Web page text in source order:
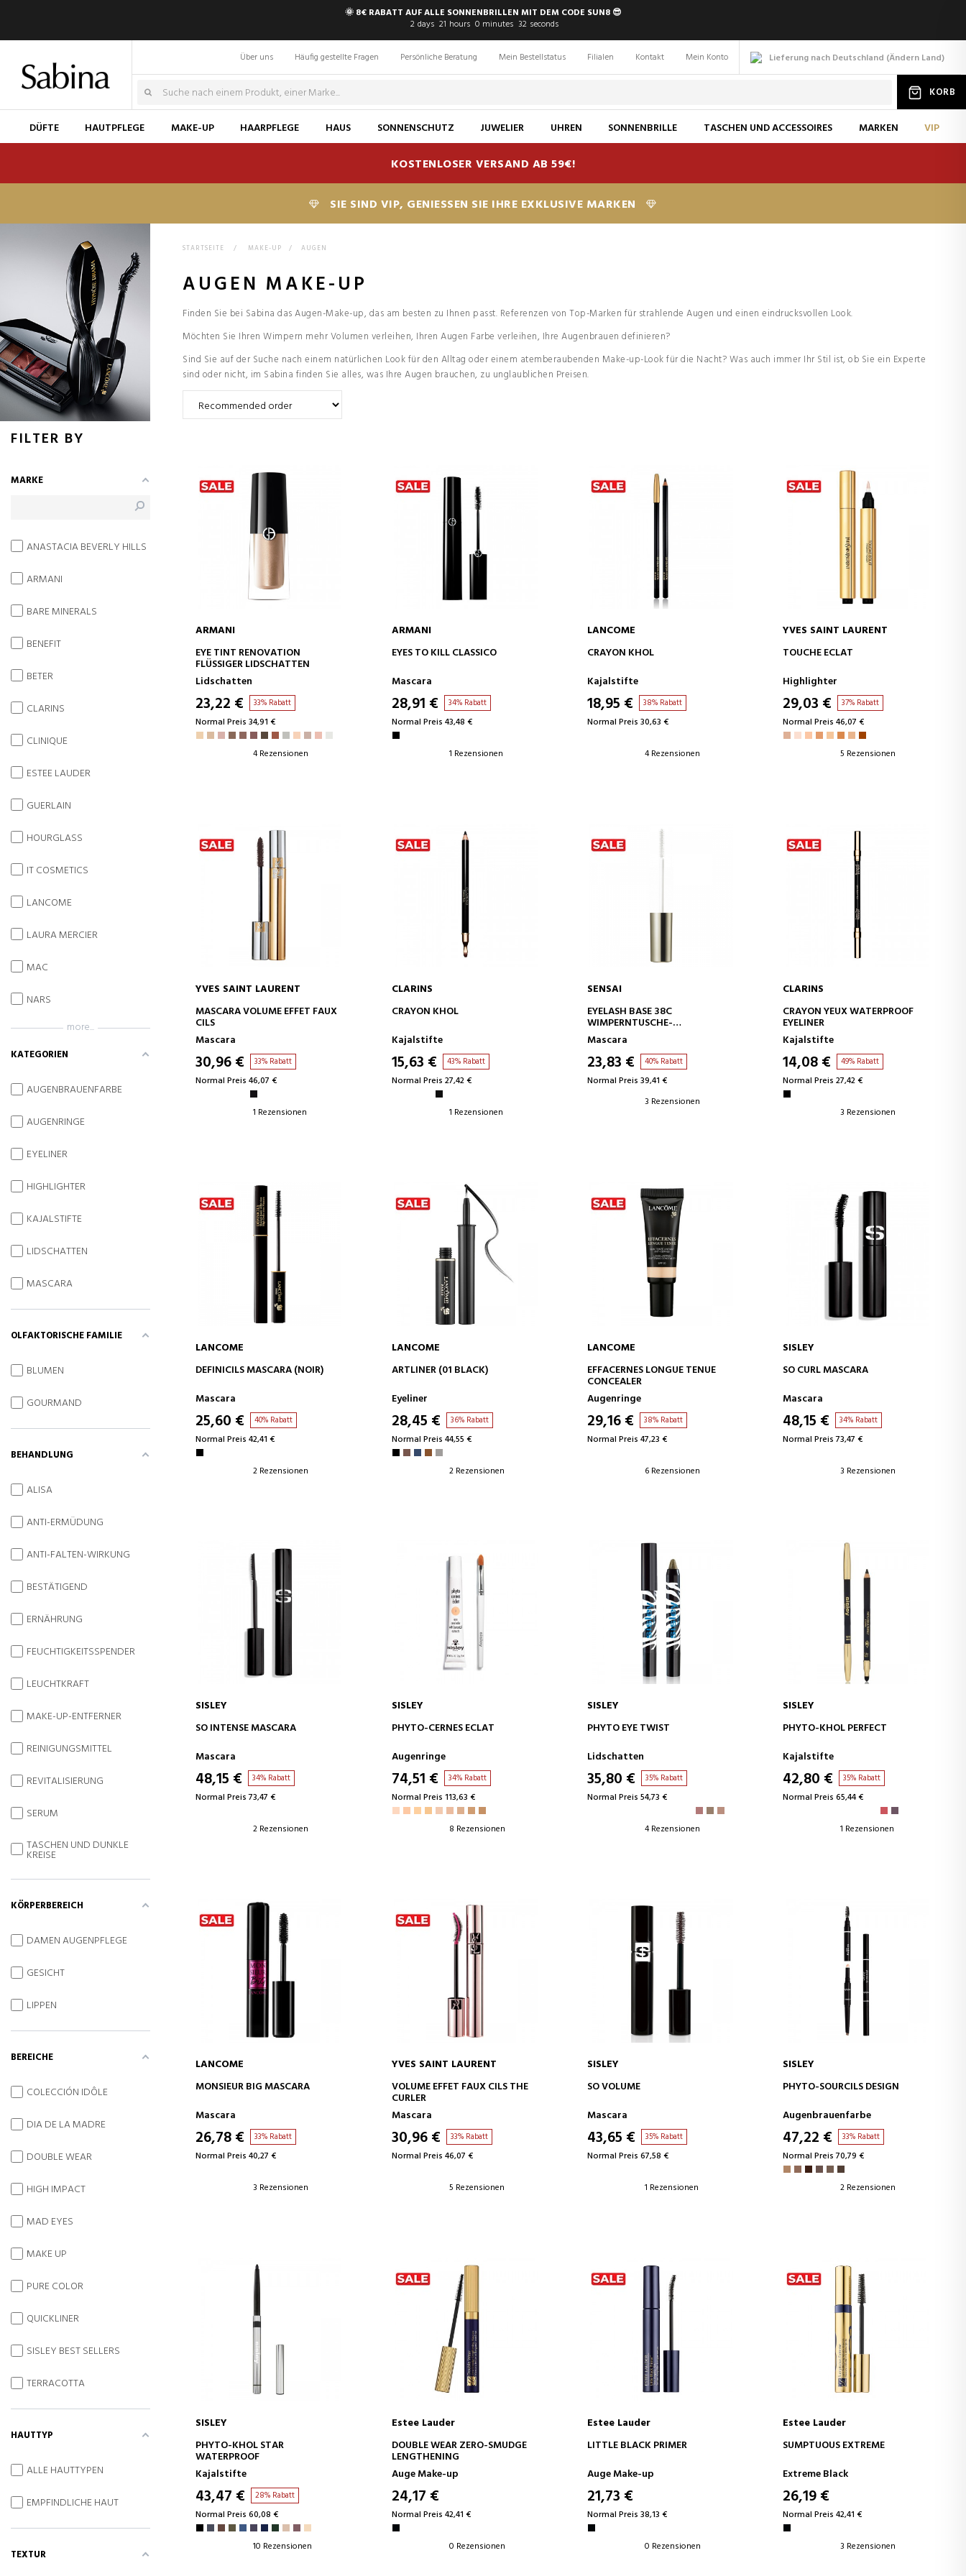
🌞 8€ RABATT AUF ALLE SONNENBRILLEN MIT DEM CODE SUN8 😎
2 days 21 hours 0 minutes 31 seconds
Lieferung nach Deutschland (Ändern Land)
Über uns Häufig gestellte Fragen Persönliche Beratung Mein Bestellstatus Filialen Kontakt Mein Konto
KORB
DÜFTE HAUTPFLEGE MAKE-UP HAARPFLEGE HAUS SONNENSCHUTZ JUWELIER UHREN SONNENBRILLE TASCHEN UND ACCESSOIRES MARKEN VIP
KOSTENLOSER VERSAND AB 59€!
SIE SIND VIP, GENIESSEN SIE IHRE EXKLUSIVE MARKEN
STARTSEITE > MAKE-UP > AUGEN
AUGEN MAKE-UP
Finden Sie bei Sabina das Augen-Make-up, das am besten zu Ihnen passt. Referenzen von Top-Marken für strahlende Augen und einen eindrucksvollen Look.
Möchten Sie Ihren Wimpern mehr Volumen verleihen, Ihren Augen Farbe verleihen, Ihre Augenbrauen definieren?
Sind Sie auf der Suche nach einem natürlichen Look für den Alltag oder einem atemberaubenden Make-up-Look für die Nacht? Was auch immer Ihr Stil ist, ob Sie ein Experte
sind oder nicht, im Sabina finden Sie alles, was Ihre Augen brauchen, zu unglaublichen Preisen.
IN DEN WARENKORB
ARMANI
EYE TINT RENOVATION
FLÜSSIGER LIDSCHATTEN
Lidschatten
23,22 € 33% Rabatt
Normal Preis 34,91 €
4 Rezensionen
IN DEN WARENKORB
ARMANI
EYES TO KILL CLASSICO
Mascara
28,91 € 34% Rabatt
Normal Preis 43,48 €
1 Rezensionen
IN DEN WARENKORB
LANCOME
CRAYON KHOL
Kajalstifte
18,95 € 38% Rabatt
Normal Preis 30,63 €
4 Rezensionen
IN DEN WARENKORB
YVES SAINT LAURENT
TOUCHE ECLAT
Highlighter
29,03 € 37% Rabatt
Normal Preis 46,07 €
5 Rezensionen
IN DEN WARENKORB
YVES SAINT LAURENT
MASCARA VOLUME EFFET FAUX
CILS
Mascara
30,96 € 33% Rabatt
Normal Preis 46,07 €
1 Rezensionen
IN DEN WARENKORB
CLARINS
CRAYON KHOL
Kajalstifte
15,63 € 43% Rabatt
Normal Preis 27,42 €
1 Rezensionen
IN DEN WARENKORB
SENSAI
EYELASH BASE 38C
WIMPERNTUSCHE-
BEHANDLUNG
Mascara
23,83 € 40% Rabatt
Normal Preis 39,41 €
3 Rezensionen
IN DEN WARENKORB
CLARINS
CRAYON YEUX WATERPROOF
EYELINER
Kajalstifte
14,08 € 49% Rabatt
Normal Preis 27,42 €
3 Rezensionen
IN DEN WARENKORB
LANCOME
DEFINICILS MASCARA (NOIR)
Mascara
25,60 € 40% Rabatt
Normal Preis 42,41 €
2 Rezensionen
IN DEN WARENKORB
LANCOME
ARTLINER (01 BLACK)
Eyeliner
28,45 € 36% Rabatt
Normal Preis 44,55 €
2 Rezensionen
IN DEN WARENKORB
LANCOME
EFFACERNES LONGUE TENUE
CONCEALER
Augenringe
29,16 € 38% Rabatt
Normal Preis 47,23 €
6 Rezensionen
IN DEN WARENKORB
SISLEY
SO CURL MASCARA
Mascara
48,15 € 34% Rabatt
Normal Preis 73,47 €
3 Rezensionen
IN DEN WARENKORB
SISLEY
SO INTENSE MASCARA
Mascara
48,15 € 34% Rabatt
Normal Preis 73,47 €
2 Rezensionen
IN DEN WARENKORB
SISLEY
PHYTO-CERNES ECLAT
Augenringe
74,51 € 34% Rabatt
Normal Preis 113,63 €
8 Rezensionen
IN DEN WARENKORB
SISLEY
PHYTO EYE TWIST
Lidschatten
35,80 € 35% Rabatt
Normal Preis 54,73 €
4 Rezensionen
IN DEN WARENKORB
SISLEY
PHYTO-KHOL PERFECT
Kajalstifte
42,80 € 35% Rabatt
Normal Preis 65,44 €
1 Rezensionen
IN DEN WARENKORB
LANCOME
MONSIEUR BIG MASCARA
Mascara
26,78 € 33% Rabatt
Normal Preis 40,27 €
3 Rezensionen
IN DEN WARENKORB
YVES SAINT LAURENT
VOLUME EFFET FAUX CILS THE
CURLER
Mascara
30,96 € 33% Rabatt
Normal Preis 46,07 €
5 Rezensionen
IN DEN WARENKORB
SISLEY
SO VOLUME
Mascara
43,65 € 35% Rabatt
Normal Preis 67,58 €
1 Rezensionen
IN DEN WARENKORB
SISLEY
PHYTO-SOURCILS DESIGN
Augenbrauenfarbe
47,22 € 33% Rabatt
Normal Preis 70,79 €
2 Rezensionen
IN DEN WARENKORB
SISLEY
PHYTO-KHOL STAR
WATERPROOF
Kajalstifte
43,47 € 28% Rabatt
Normal Preis 60,08 €
10 Rezensionen
IN DEN WARENKORB
Estee Lauder
DOUBLE WEAR ZERO-SMUDGE
LENGTHENING
Auge Make-up
24,17 €
Normal Preis 42,41 €
0 Rezensionen
IN DEN WARENKORB
Estee Lauder
LITTLE BLACK PRIMER
Auge Make-up
21,73 €
Normal Preis 38,13 €
0 Rezensionen
IN DEN WARENKORB
Estee Lauder
SUMPTUOUS EXTREME
Extreme Black
26,19 €
Normal Preis 42,41 €
3 Rezensionen
FILTER BY
MARKE
ANASTACIA BEVERLY HILLS
ARMANI
BARE MINERALS
BENEFIT
BETER
CLARINS
CLINIQUE
ESTEE LAUDER
GUERLAIN
HOURGLASS
IT COSMETICS
LANCOME
LAURA MERCIER
MAC
NARS
more...
KATEGORIEN
AUGENBRAUENFARBE
AUGENRINGE
EYELINER
HIGHLIGHTER
KAJALSTIFTE
LIDSCHATTEN
MASCARA
OLFAKTORISCHE FAMILIE
BLUMEN
GOURMAND
BEHANDLUNG
ALISA
ANTI-ERMÜDUNG
ANTI-FALTEN-WIRKUNG
BESTÄTIGEND
ERNÄHRUNG
FEUCHTIGKEITSSPENDER
LEUCHTKRAFT
MAKE-UP-ENTFERNER
REINIGUNGSMITTEL
REVITALISIERUNG
SERUM
TASCHEN UND DUNKLE
KREISE
KÖRPERBEREICH
DAMEN AUGENPFLEGE
GESICHT
LIPPEN
BEREICHE
COLECCIÓN IDÔLE
DIA DE LA MADRE
DOUBLE WEAR
HIGH IMPACT
MAD EYES
MAKE UP
PURE COLOR
QUICKLINER
SISLEY BEST SELLERS
TERRACOTTA
HAUTTYP
ALLE HAUTTYPEN
EMPFINDLICHE HAUT
TEXTUR